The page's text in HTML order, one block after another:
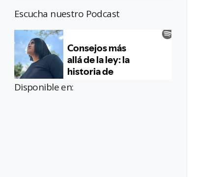
Escucha nuestro Podcast
Disponible en: